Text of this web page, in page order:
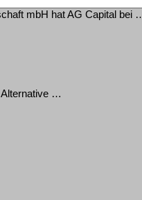
mbH hat AG Capital bei
Alternative …